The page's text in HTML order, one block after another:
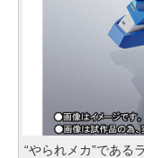
“やられメカ”である